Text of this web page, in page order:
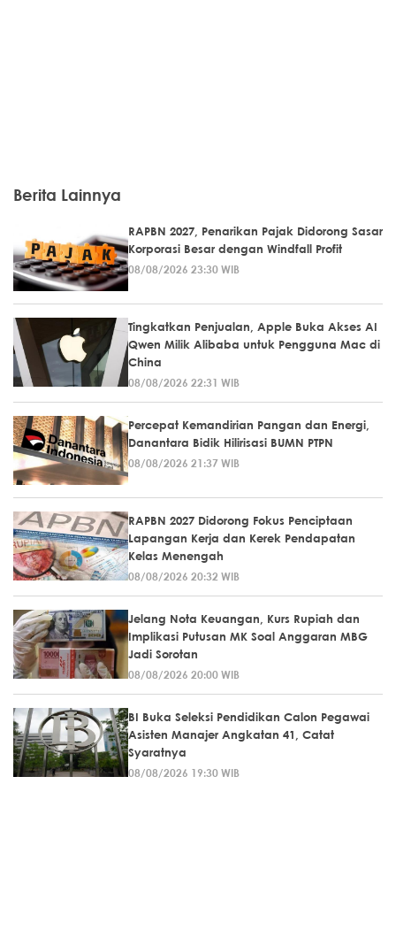
Berita Lainnya
RAPBN 2027, Penarikan Pajak Didorong Sasar
Korporasi Besar dengan Windfall Profit
08/08/2026 23:30 WIB
Tingkatkan Penjualan, Apple Buka Akses AI
Qwen Milik Alibaba untuk Pengguna Mac di
China
08/08/2026 22:31 WIB
Percepat Kemandirian Pangan dan Energi,
Danantara Bidik Hilirisasi BUMN PTPN
08/08/2026 21:37 WIB
RAPBN 2027 Didorong Fokus Penciptaan
Lapangan Kerja dan Kerek Pendapatan
Kelas Menengah
08/08/2026 20:32 WIB
Jelang Nota Keuangan, Kurs Rupiah dan
Implikasi Putusan MK Soal Anggaran MBG
Jadi Sorotan
08/08/2026 20:00 WIB
BI Buka Seleksi Pendidikan Calon Pegawai
Asisten Manajer Angkatan 41, Catat
Syaratnya
08/08/2026 19:30 WIB